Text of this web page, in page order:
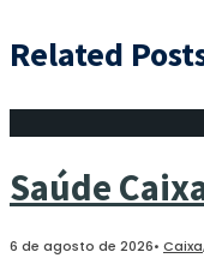
Related
Saúde
6 de agosto de 2026• Caixa,